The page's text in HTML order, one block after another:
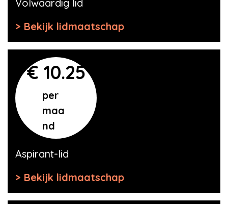
Volwaardig lid
Bekijk lidmaatschap
€ 10.25
per
maa
nd
Aspirant-lid
Bekijk lidmaatschap